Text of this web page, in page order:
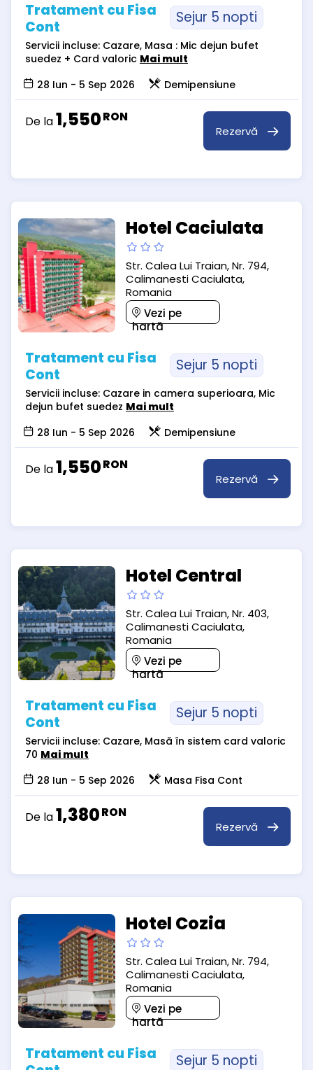
Tratament cu Fisa
Cont
Sejur 5 nopti
Servicii incluse: Cazare, Masa : Mic dejun bufet
suedez + Card valoric Mai mult
28 Iun - 5 Sep 2026
Demipensiune
De la1,550RON
Rezervă
Hotel Caciulata
Str. Calea Lui Traian, Nr. 794,
Calimanesti Caciulata,
Romania
Vezi pe
hartă
Tratament cu Fisa
Cont
Sejur 5 nopti
Servicii incluse: Cazare in camera superioara, Mic
dejun bufet suedez Mai mult
28 Iun - 5 Sep 2026
Demipensiune
De la1,550RON
Rezervă
Hotel Central
Str. Calea Lui Traian, Nr. 403,
Calimanesti Caciulata,
Romania
Vezi pe
hartă
Tratament cu Fisa
Cont
Sejur 5 nopti
Servicii incluse: Cazare, Masă în sistem card valoric
70 Mai mult
28 Iun - 5 Sep 2026
Masa Fisa Cont
De la1,380RON
Rezervă
Hotel Cozia
Str. Calea Lui Traian, Nr. 794,
Calimanesti Caciulata,
Romania
Vezi pe
hartă
Tratament cu Fisa
Sejur 5 nopti